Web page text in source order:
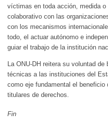
víctimas en toda acción, medida
colaborativo con las
con los mecanismos
todo, el actuar autónomo e
guiar el trabajo de la institución
La ONU-DH reitera su voluntad
técnicas a las instituciones del
como eje fundamental el
titulares de derechos.
Fin